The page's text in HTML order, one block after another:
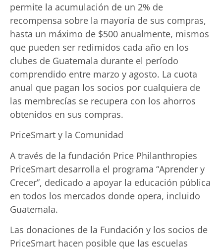
permite la acumulación de un 2% de
recompensa sobre la mayoría de sus compras,
hasta un máximo de $500 anualmente, mismos
que pueden ser redimidos cada año en los
clubes de Guatemala durante el período
comprendido entre marzo y agosto. La cuota
anual que pagan los socios por cualquiera de
las membrecías se recupera con los ahorros
obtenidos en sus compras.
PriceSmart y la Comunidad
A través de la fundación Price Philanthropies
PriceSmart desarrolla el programa “Aprender y
Crecer”, dedicado a apoyar la educación pública
en todos los mercados donde opera, incluido
Guatemala.
Las donaciones de la Fundación y los socios de
PriceSmart hacen posible que las escuelas